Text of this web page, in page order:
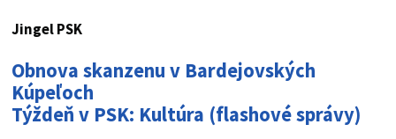
Jingel PSK
Obnova skanzenu v Bardejovských
Kúpeľoch
Týždeň v PSK: Kultúra (flashové správy)